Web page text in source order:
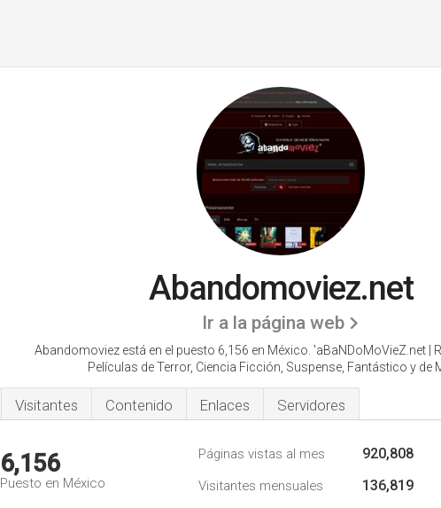
Abandomoviez.net
Ir a la página web
Abandomoviez está en el puesto 6,156 en México. 'aBaNDoMoVieZ.net |
Películas de Terror, Ciencia Ficción, Suspense, Fantástico y de
Visitantes Contenido Enlaces Servidores
6,156
Puesto en México
Páginas vistas al mes 920,808
Visitantes mensuales 136,819